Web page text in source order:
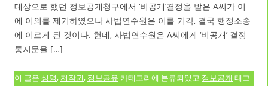
대상으로 했던 정보공개청구에서 ‘비공개’결정을 받은 A씨가 이
에 이의를 제기하였으나 사법연수원은 이를 기각, 결국 행정소송
에 이르게 된 것이다. 헌데, 사법연수원은 A씨에게 ‘비공개’ 결정
통지문을 […]
이 글은 성명, 저작권, 정보공유 카테고리에 분류되었고 정보공개 태그